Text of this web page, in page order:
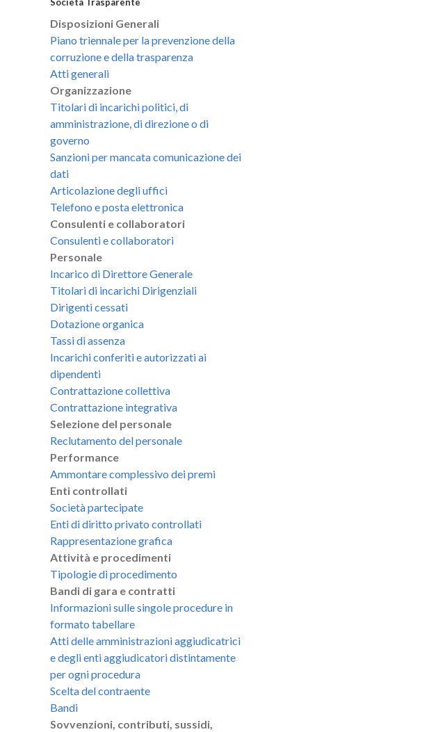
Società Trasparente
Disposizioni Generali
Piano triennale per la prevenzione della
corruzione e della trasparenza
Atti generali
Organizzazione
Titolari di incarichi politici, di
amministrazione, di direzione o di
governo
Sanzioni per mancata comunicazione dei
dati
Articolazione degli uffici
Telefono e posta elettronica
Consulenti e collaboratori
Consulenti e collaboratori
Personale
Incarico di Direttore Generale
Titolari di incarichi Dirigenziali
Dirigenti cessati
Dotazione organica
Tassi di assenza
Incarichi conferiti e autorizzati ai
dipendenti
Contrattazione collettiva
Contrattazione integrativa
Selezione del personale
Reclutamento del personale
Performance
Ammontare complessivo dei premi
Enti controllati
Società partecipate
Enti di diritto privato controllati
Rappresentazione grafica
Attività e procedimenti
Tipologie di procedimento
Bandi di gara e contratti
Informazioni sulle singole procedure in
formato tabellare
Atti delle amministrazioni aggiudicatrici
e degli enti aggiudicatori distintamente
per ogni procedura
Scelta del contraente
Bandi
Sovvenzioni, contributi, sussidi,